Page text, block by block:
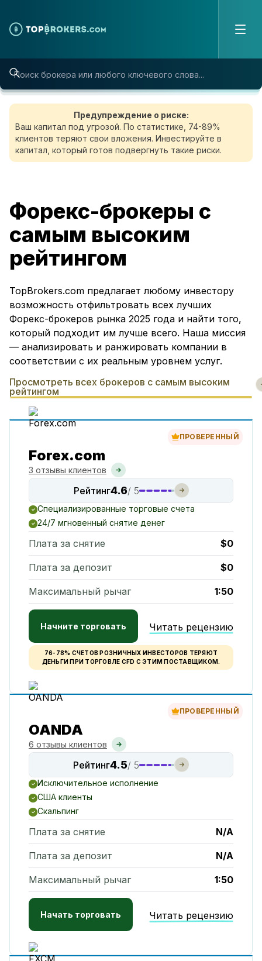
Предупреждение о риске:
Ваш капитал под угрозой. По статистике, 74-89%
клиентов теряют свои вложения. Инвестируйте в
капитал, который готов подвергнуть такие риски.
Форекс-брокеры с
самым высоким
рейтингом
TopBrokers.com предлагает любому инвестору
возможность отфильтровать всех лучших
Форекс-брокеров рынка 2025 года и найти того,
который подходит им лучше всего. Наша миссия
— анализировать и ранжировать компании в
соответствии с их реальным уровнем услуг.
Просмотреть всех брокеров с самым высоким
рейтингом
ПРОВЕРЕННЫЙ
Forex.com
3 отзывы клиентов
Рейтинг4.6/ 5
Специализированные торговые счета
24/7 мгновенный снятие денег
Плата за снятие $0
Плата за депозит $0
Максимальный рычаг 1:50
Начните торговать
76-78% СЧЕТОВ РОЗНИЧНЫХ ИНВЕСТОРОВ ТЕРЯЮТ
ДЕНЬГИ ПРИ ТОРГОВЛЕ CFD С ЭТИМ ПОСТАВЩИКОМ.
Читать рецензию
ПРОВЕРЕННЫЙ
OANDA
6 отзывы клиентов
Рейтинг4.5/ 5
Исключительное исполнение
США клиенты
Скальпинг
Плата за снятие N/A
Плата за депозит N/A
Максимальный рычаг 1:50
Начать торговать Читать рецензию